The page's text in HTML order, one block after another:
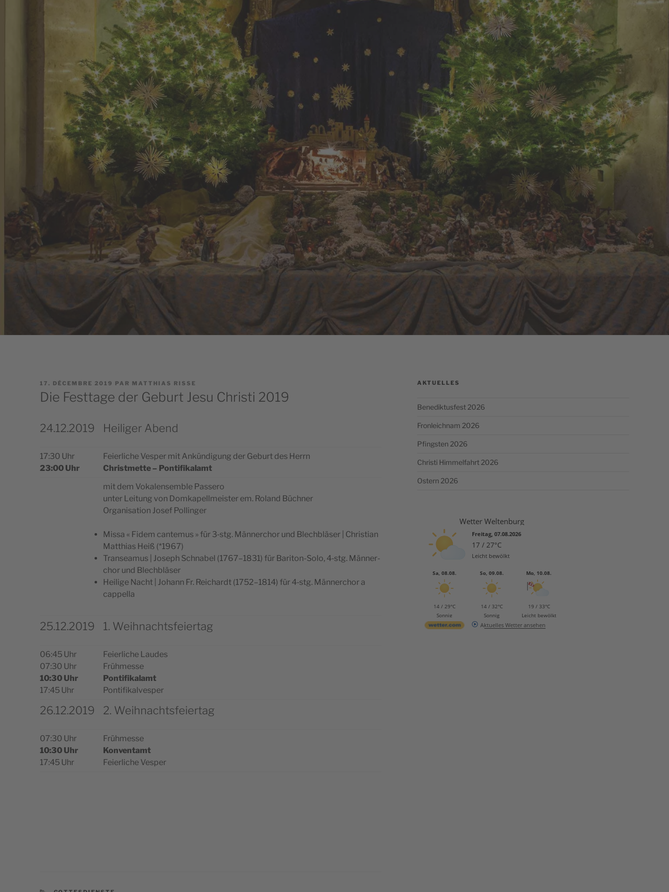
PUBLIÉ
17. DÉCEMBRE 2019 PAR MATTHIAS RISSE
Die Festtage der Geburt Jesu Christi 2019
24.12.2019 Heiliger Abend
17:30 Uhr
23:00 Uhr
Feier­liche Ves­per mit Ankün­di­gung der Geburt des Herrn
Christ­mette – Pontifikalamt
mit dem Voka­len­semble Passero
unter Lei­tung von Dom­ka­pell­meis­ter em. Roland Büchner
Orga­ni­sa­tion Josef Pollinger
Mis­sa « Fidem can­te­mus » für 3‑stg. Män­ner­chor und Blech­blä­ser | Chris­tian
Mat­thias Heiß (*1967)
Tran­sea­mus | Joseph Schna­bel (1767–1831) für Bari­ton-Solo, 4‑stg. Män­ner­
chor und Blechbläser
Hei­lige Nacht | Johann Fr. Rei­chardt (1752–1814) für 4‑stg. Män­ner­chor a
cappella
25.12.2019 1. Weihnachtsfeiertag
06:45 Uhr
07:30 Uhr
10:30 Uhr
17:45 Uhr
Feier­liche Laudes
Frühmesse
Pon­ti­fi­ka­lamt
Pontifikalvesper
26.12.2019 2. Weihnachtsfeiertag
07:30 Uhr
10:30 Uhr
17:45 Uhr
Früh­messe
Kon­ven­tamt
Feier­liche Vesper
AKTUELLES
Benediktusfest 2026
Fronleichnam 2026
Pfingsten 2026
Christi Himmelfahrt 2026
Ostern 2026
Wetter Weltenburg
Freitag, 07.08.2026
17 / 27°C
Leicht bewölkt
Sa, 08.08.
14 / 29°C
Sonnig
So, 09.08.
14 / 32°C
Sonnig
Mo, 10.08.
19 / 33°C
Leicht bewölkt
Aktuelles Wetter ansehen